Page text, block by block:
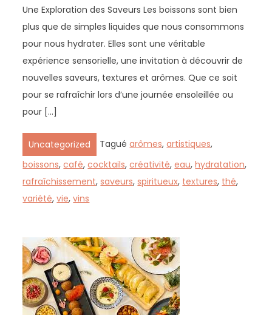
Une Exploration des Saveurs Les boissons sont bien
plus que de simples liquides que nous consommons
pour nous hydrater. Elles sont une véritable
expérience sensorielle, une invitation à découvrir de
nouvelles saveurs, textures et arômes. Que ce soit
pour se rafraîchir lors d’une journée ensoleillée ou
pour […]
Uncategorized Taguéarômes,artistiques,
boissons,café,cocktails,créativité,eau,hydratation,
rafraîchissement,saveurs,spiritueux, textures, thé,
variété,vie,vins